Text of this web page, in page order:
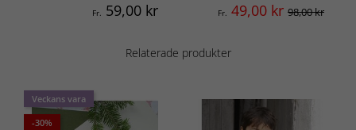
Fr. 59,00 kr Fr. 49,00 kr 98,00 kr
Relaterade produkter
Veckans vara
-30%